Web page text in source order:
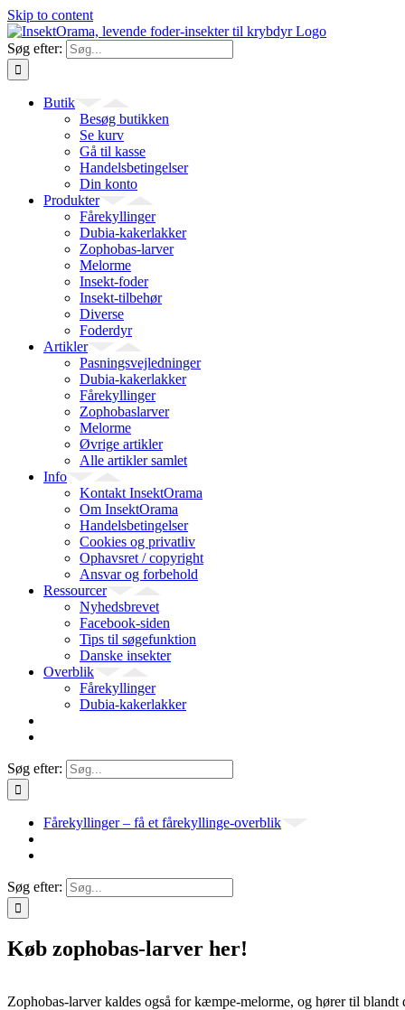
Skip to content
Søg efter:
Butik
Besøg butikken
Se kurv
Gå til kasse
Handelsbetingelser
Din konto
Produkter
Fårekyllinger
Dubia-kakerlakker
Zophobas-larver
Melorme
Insekt-foder
Insekt-tilbehør
Diverse
Foderdyr
Artikler
Pasningsvejledninger
Dubia-kakerlakker
Fårekyllinger
Zophobaslarver
Melorme
Øvrige artikler
Alle artikler samlet
Info
Kontakt InsektOrama
Om InsektOrama
Handelsbetingelser
Cookies og privatliv
Ophavsret / copyright
Ansvar og forbehold
Ressourcer
Nyhedsbrevet
Facebook-siden
Tips til søgefunktion
Danske insekter
Overblik
Fårekyllinger
Dubia-kakerlakker
Søg efter:
Fårekyllinger – få et fårekyllinge-overblik
Søg efter:
Køb zophobas-larver her!
Zophobas-larver kaldes også for kæmpe-melorme, og hører til